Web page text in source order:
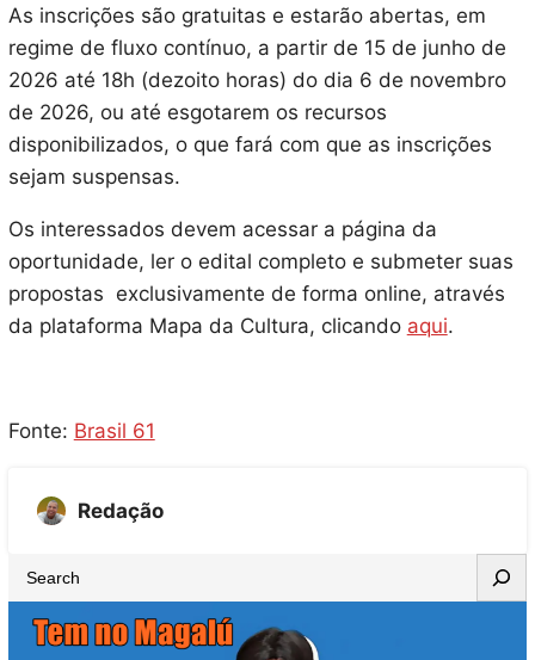
As inscrições são gratuitas e estarão abertas, em
regime de fluxo contínuo, a partir de 15 de junho de
2026 até 18h (dezoito horas) do dia 6 de novembro
de 2026, ou até esgotarem os recursos
disponibilizados, o que fará com que as inscrições
sejam suspensas.
Os interessados devem acessar a página da
oportunidade, ler o edital completo e submeter suas
propostas exclusivamente de forma online, através
da plataforma Mapa da Cultura, clicando aqui.
Fonte: Brasil 61
Redação
e